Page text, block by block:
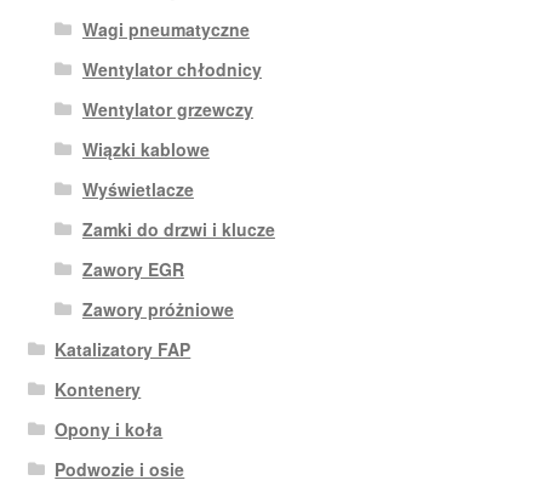
Wagi pneumatyczne
Wentylator chłodnicy
Wentylator grzewczy
Wiązki kablowe
Wyświetlacze
Zamki do drzwi i klucze
Zawory EGR
Zawory próżniowe
Katalizatory FAP
Kontenery
Opony i koła
Podwozie i osie